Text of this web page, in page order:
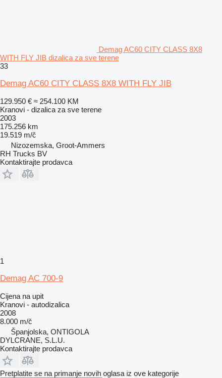
Demag AC60 CITY CLASS 8X8
WITH FLY JIB dizalica za sve terene
33
Demag AC60 CITY CLASS 8X8 WITH FLY JIB
129.950 € ≈ 254.100 KM
Kranovi - dizalica za sve terene
2003
175.256 km
19.519 m/č
Nizozemska, Groot-Ammers
RH Trucks BV
Kontaktirajte prodavca
1
Demag AC 700-9
Cijena na upit
Kranovi - autodizalica
2008
8.000 m/č
Španjolska, ONTIGOLA
DYLCRANE, S.L.U.
Kontaktirajte prodavca
Pretplatite se na primanje novih oglasa iz ove kategorije